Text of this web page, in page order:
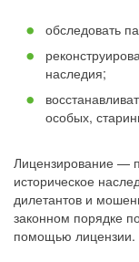
обследовать
наследия;
особых,
Лицензирование —
историческое
дилетантов и
законном порядке
помощью лицензии.